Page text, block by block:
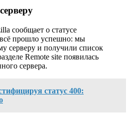
сообщает о статусе
прошло успешно: мы
серверу и получили список
Remote site появилась
сервера.
статус 400: